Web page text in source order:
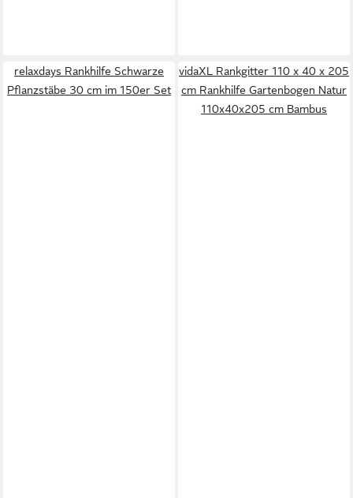
relaxdays Rankhilfe Schwarze
Pflanzstäbe 30 cm im 150er Set
vidaXL Rankgitter 110 x 40 x 205
cm Rankhilfe Gartenbogen Natur
110x40x205 cm Bambus